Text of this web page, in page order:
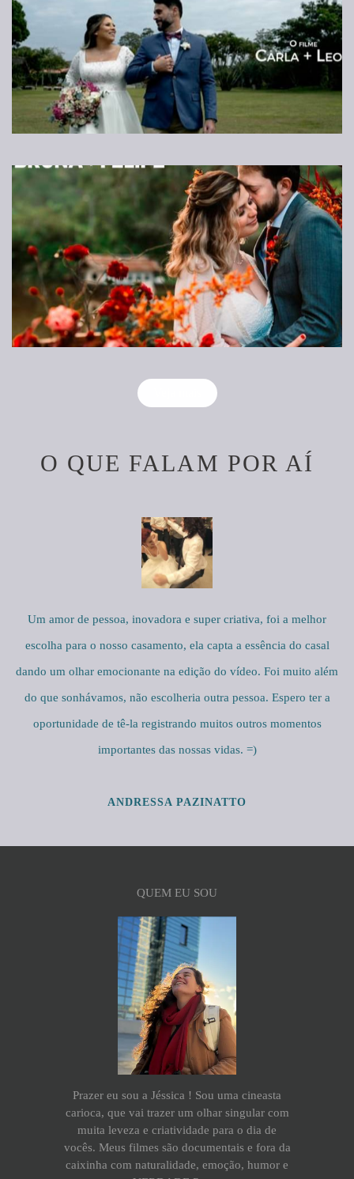
O QUE FALAM POR AÍ
Um amor de pessoa, inovadora e super criativa, foi a melhor
escolha para o nosso casamento, ela capta a essência do casal
dando um olhar emocionante na edição do vídeo. Foi muito além
do que sonhávamos, não escolheria outra pessoa. Espero ter a
oportunidade de tê-la registrando muitos outros momentos
importantes das nossas vidas. =)
ANDRESSA PAZINATTO
QUEM EU SOU
Prazer eu sou a Jéssica ! Sou uma cineasta
carioca, que vai trazer um olhar singular com
muita leveza e criatividade para o dia de
vocês. Meus filmes são documentais e fora da
caixinha com naturalidade, emoção, humor e